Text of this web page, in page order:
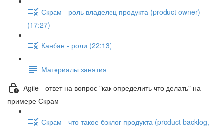
Скрам - роль владелец продукта (product owner)
(17:27)
Канбан - роли (22:13)
Материалы занятия
Agile - ответ на вопрос "как определить что делать" на
примере Скрам
Скрам - что такое бэклог продукта (product backlog,